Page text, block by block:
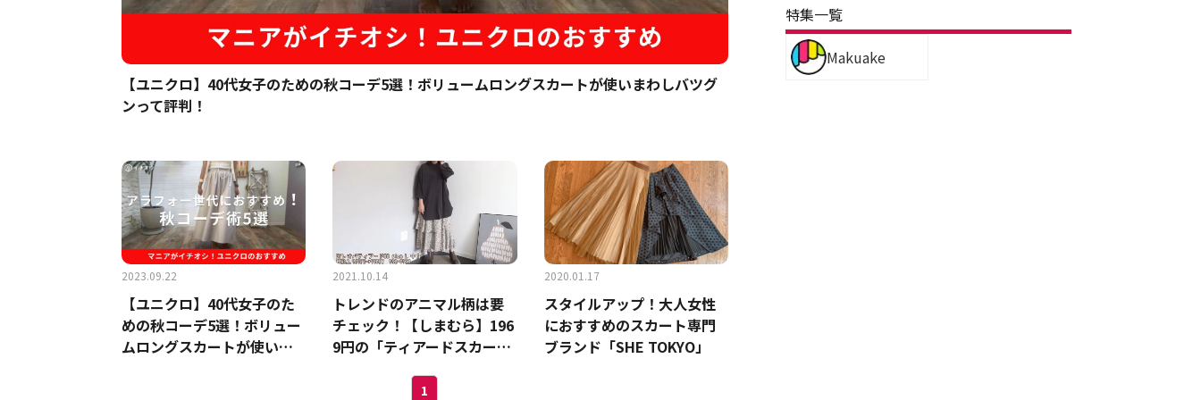
【ユニクロ】40代女子のための秋コーデ5選！ボリュームロングスカートが使いまわしバツグ
ンって評判！
2023.09.22
【ユニクロ】40代女子のた
めの秋コーデ5選！ボリュー
ムロングスカートが使いま
2021.10.14
トレンドのアニマル柄は要
チェック！【しまむら】196
9円の「ティアードスカー
2020.01.17
スタイルアップ！大人女性
におすすめのスカート専門
ブランド「SHE TOKYO」
1
特集一覧
Makuake